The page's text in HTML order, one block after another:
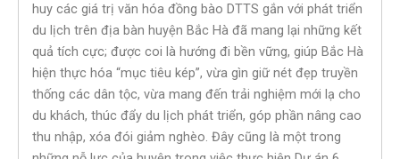
huy các giá trị văn hóa đồng bào DTTS gắn với phát triển
du lịch trên địa bàn huyện Bắc Hà đã mang lại những kết
quả tích cực; được coi là hướng đi bền vững, giúp Bắc Hà
hiện thực hóa “mục tiêu kép”, vừa gìn giữ nét đẹp truyền
thống các dân tộc, vừa mang đến trải nghiệm mới lạ cho
du khách, thúc đẩy du lịch phát triển, góp phần nâng cao
thu nhập, xóa đói giảm nghèo. Đây cũng là một trong